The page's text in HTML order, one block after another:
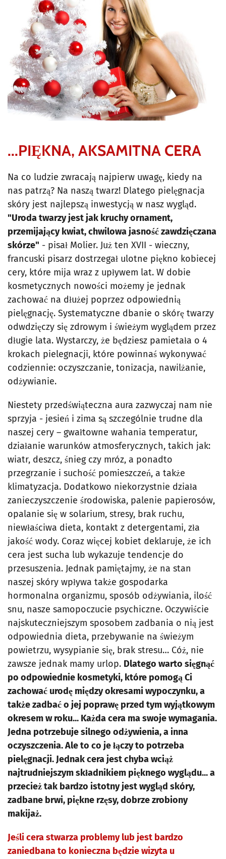
...PIĘKNA, AKSAMITNA CERA
Na co ludzie zwracają najpierw uwagę, kiedy na
nas patrzą? Na naszą twarz! Dlatego pielęgnacja
skóry jest najlepszą inwestycją w nasz wygląd.
"Uroda twarzy jest jak kruchy ornament,
przemijający kwiat, chwilowa jasność zawdzięczana
skórze" - pisał Molier. Już ten XVII - wieczny,
francuski pisarz dostrzegał ulotne piękno kobiecej
cery, które mija wraz z upływem lat. W dobie
kosmetycznych nowości możemy je jednak
zachować na dłużej poprzez odpowiednią
pielęgnację. Systematyczne dbanie o skórę twarzy
odwdzięczy się zdrowym i świeżym wyglądem przez
długie lata. Wystarczy, że będziesz pamietała o 4
krokach pielegnacji, które powinnaś wykonywać
codziennie: oczyszczanie, tonizacja, nawilżanie,
odżywianie.
Niestety przedświąteczna aura zazwyczaj nam nie
sprzyja - jesień i zima są szczególnie trudne dla
naszej cery – gwałtowne wahania temperatur,
działanie warunków atmosferycznych, takich jak:
wiatr, deszcz, śnieg czy mróz, a ponadto
przegrzanie i suchość pomieszczeń, a także
klimatyzacja. Dodatkowo niekorzystnie działa
zanieczyszczenie środowiska, palenie papierosów,
opalanie się w solarium, stresy, brak ruchu,
niewłaściwa dieta, kontakt z detergentami, zła
jakość wody. Coraz więcej kobiet deklaruje, że ich
cera jest sucha lub wykazuje tendencje do
przesuszenia. Jednak pamiętajmy, że na stan
naszej skóry wpływa także gospodarka
hormonalna organizmu, sposób odżywiania, ilość
snu, nasze samopoczucie psychiczne. Oczywiście
najskuteczniejszym sposobem zadbania o nią jest
odpowiednia dieta, przebywanie na świeżym
powietrzu, wysypianie się, brak stresu… Cóż, nie
zawsze jednak mamy urlop. Dlatego warto sięgnąć
po odpowiednie kosmetyki, które pomogą Ci
zachować urodę między okresami wypoczynku, a
także zadbać o jej poprawę przed tym wyjątkowym
okresem w roku... Każda cera ma swoje wymagania.
Jedna potrzebuje silnego odżywienia, a inna
oczyszczenia. Ale to co je łączy to potrzeba
pielęgnacji. Jednak cera jest chyba wciąż
najtrudniejszym składnikiem pięknego wyglądu... a
przecież tak bardzo istotny jest wygląd skóry,
zadbane brwi, piękne rzęsy, dobrze zrobiony
makijaż.
Jeśli cera stwarza problemy lub jest bardzo
zaniedbana to konieczna będzie wizyta u